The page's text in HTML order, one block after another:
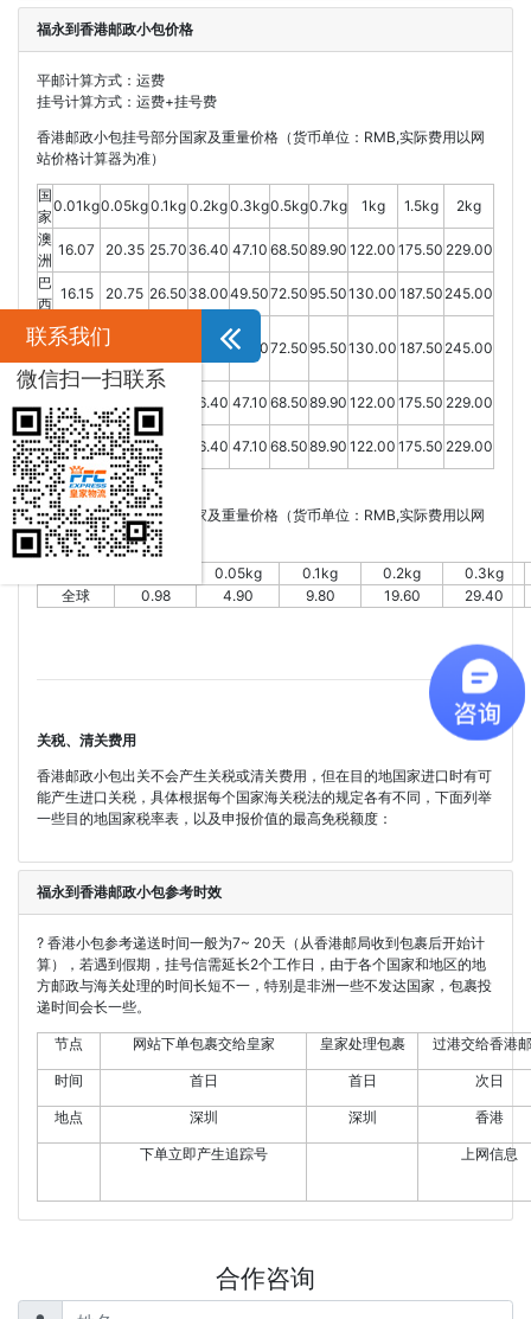
福永到香港邮政小包价格
平邮计算方式：运费
挂号计算方式：运费+挂号费
香港邮政小包挂号部分国家及重量价格（货币单位：RMB,实际费用以网
站价格计算器为准）
国
家
0.01kg0.05kg0.1kg 0.2kg0.3kg0.5kg0.7kg 1kg 1.5kg
2kg
澳
洲
16.07 20.35 25.70 36.40 47.10 68.5089.90 122.00 175.50 229.00
巴
西
16.15 20.75 26.50 38.0049.5072.5095.50130.00 187.50 245.00
俄
罗
斯
16.15 20.75 38.0049.5072.5095.50130.00 187.50 245.00
美
国
36.40 47.10 68.5089.90 122.00 175.50 229.00
英
国
16.07 20.35 25.70 36.40 47.10 68.5089.90 122.00 175.50 229.00
香港邮政小包平邮部分国家及重量价格（货币单位：RMB,实际费用以网
站价格计算器为准）
0.05kg 0.1kg 0.2kg
0.3kg
全球
0.98 4.90 9.80 19.60 29.40
关税、清关费用
香港邮政小包出关不会产生关税或清关费用，但在目的地国家进口时有可
能产生进口关税，具体根据每个国家海关税法的规定各有不同，下面列举
一些目的地国家税率表，以及申报价值的最高免税额度：
福永到香港邮政小包参考时效
? 香港小包参考递送时间一般为7~ 20天（从香港邮局收到包裹后开始计
算），若遇到假期，挂号信需延长2个工作日，由于各个国家和地区的地
方邮政与海关处理的时间长短不一，特别是非洲一些不发达国家，包裹投
递时间会长一些。
节点 网站下单包裹交给皇家 皇家处理包裹 过港交给香港
时间 首日 首日 次日
地点 深圳 深圳 香港
下单立即产生追踪号 上网信息
合作咨询
联系我们
微信扫一扫联系